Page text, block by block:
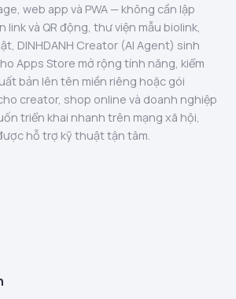
web app và PWA — không cần lập
link và QR động, thư viện mẫu biolink,
DINHDANH Creator (AI Agent) sinh
Apps Store mở rộng tính năng, kiểm
bản lên tên miền riêng hoặc gói
creator, shop online và doanh nghiệp
triển khai nhanh trên mạng xã hội,
hỗ trợ kỹ thuật tận tâm.